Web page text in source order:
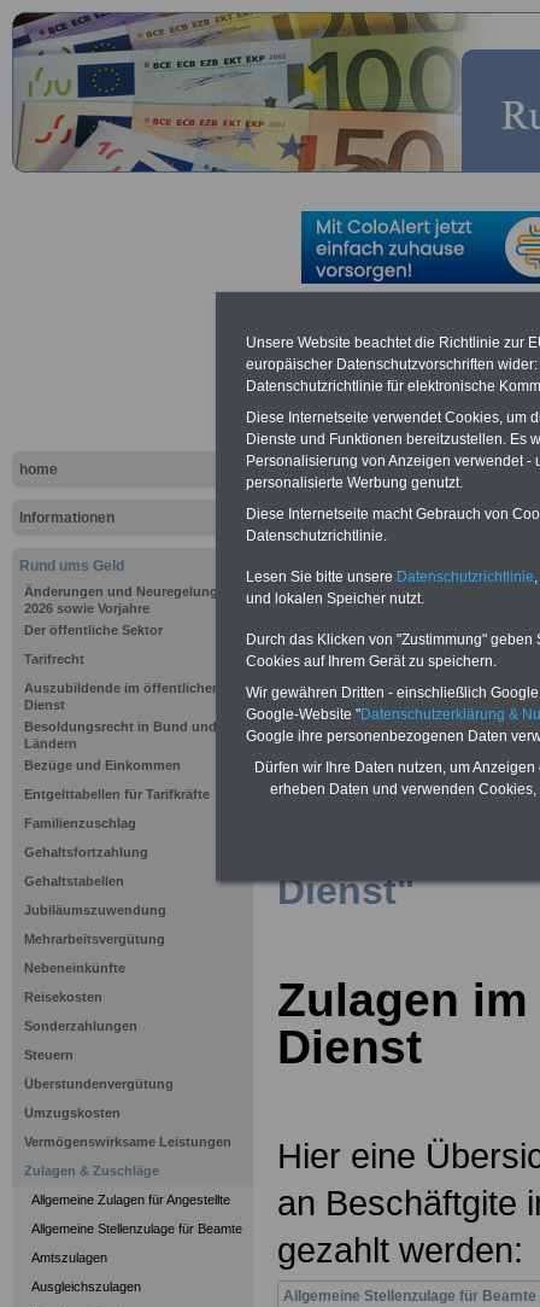
home
Informationen
Rund ums Geld
Änderungen und Neuregelungen ab
2026 sowie Vorjahre
Der öffentliche Sektor
Tarifrecht
Auszubildende im öffentlichen
Dienst
Besoldungsrecht in Bund und
Ländern
Bezüge und Einkommen
Entgelttabellen für Tarifkräfte
Familienzuschlag
Gehaltsfortzahlung
Gehaltstabellen
Jubiläumszuwendung
Mehrarbeitsvergütung
Nebeneinkünfte
Reisekosten
Sonderzahlungen
Steuern
Überstundenvergütung
Umzugskosten
Vermögenswirksame Leistungen
Zulagen & Zuschläge
Allgemeine Zulagen für Angestellte
Allgemeine Stellenzulage für Beamte
Amtszulagen
Ausgleichszulagen
Zulagen
Dienst -
>>>zur Bestellung des eBooks für
(inkl. Versand und MwSt.)
Zurück zur
Dienst"
Zulagen
Dienst
Hier eine
an Beschäftgite
gezahlt werden:
Allgemeine Stellenzulage für Beamte
Unsere Website beachtet die Richtlinie zur
europäischer Datenschutzvorschriften
Datenschutzrichtlinie für elektronische
Diese Internetseite verwendet Cookies, um
Dienste und Funktionen bereitzustellen. Es
Personalisierung von Anzeigen verwendet
personalisierte Werbung genutzt.
Diese Internetseite macht Gebrauch von
Datenschutzrichtlinie.
Lesen Sie bitte unsere Datenschutzrichtlinie
und lokalen Speicher nutzt.
Durch das Klicken von "Zustimmung"
Cookies auf Ihrem Gerät zu speichern.
Wir gewähren Dritten - einschließlich
Google-Website "Datenschutzerklärung &
Google ihre personenbezogenen Daten
Dürfen wir Ihre Daten nutzen, um
erheben Daten und verwenden